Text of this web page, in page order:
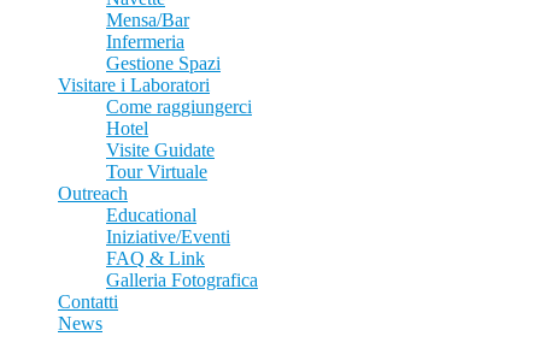
Mensa/Bar
Infermeria
Gestione Spazi
Visitare i Laboratori
Come raggiungerci
Hotel
Visite Guidate
Tour Virtuale
Outreach
Educational
Iniziative/Eventi
FAQ & Link
Galleria Fotografica
Contatti
News